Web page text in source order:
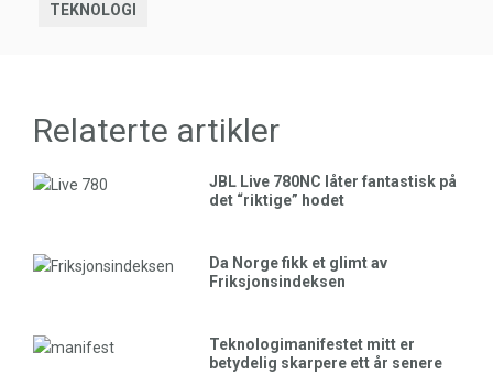
TEKNOLOGI
Relaterte artikler
JBL Live 780NC låter fantastisk på
det “riktige” hodet
Da Norge fikk et glimt av
Friksjonsindeksen
Teknologimanifestet mitt er
betydelig skarpere ett år senere